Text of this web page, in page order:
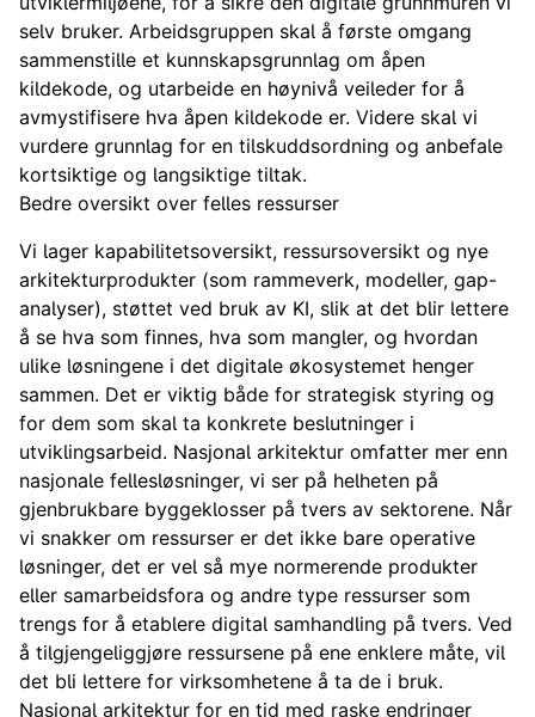
selv bruker. Arbeidsgruppen skal å første omgang
sammenstille et kunnskapsgrunnlag om åpen
kildekode, og utarbeide en høynivå veileder for å
avmystifisere hva åpen kildekode er. Videre skal vi
vurdere grunnlag for en tilskuddsordning og anbefale
kortsiktige og langsiktige tiltak.
Bedre oversikt over felles ressurser
Vi lager kapabilitetsoversikt, ressursoversikt og nye
arkitekturprodukter (som rammeverk, modeller, gap-
analyser), støttet ved bruk av KI, slik at det blir lettere
å se hva som finnes, hva som mangler, og hvordan
ulike løsningene i det digitale økosystemet henger
sammen. Det er viktig både for strategisk styring og
for dem som skal ta konkrete beslutninger i
utviklingsarbeid. Nasjonal arkitektur omfatter mer enn
nasjonale fellesløsninger, vi ser på helheten på
gjenbrukbare byggeklosser på tvers av sektorene. Når
vi snakker om ressurser er det ikke bare operative
løsninger, det er vel så mye normerende produkter
eller samarbeidsfora og andre type ressurser som
trengs for å etablere digital samhandling på tvers. Ved
å tilgjengeliggjøre ressursene på ene enklere måte, vil
det bli lettere for virksomhetene å ta de i bruk.
Nasjonal arkitektur for en tid med raske endringer